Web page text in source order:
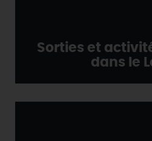
Sorties et
dans le